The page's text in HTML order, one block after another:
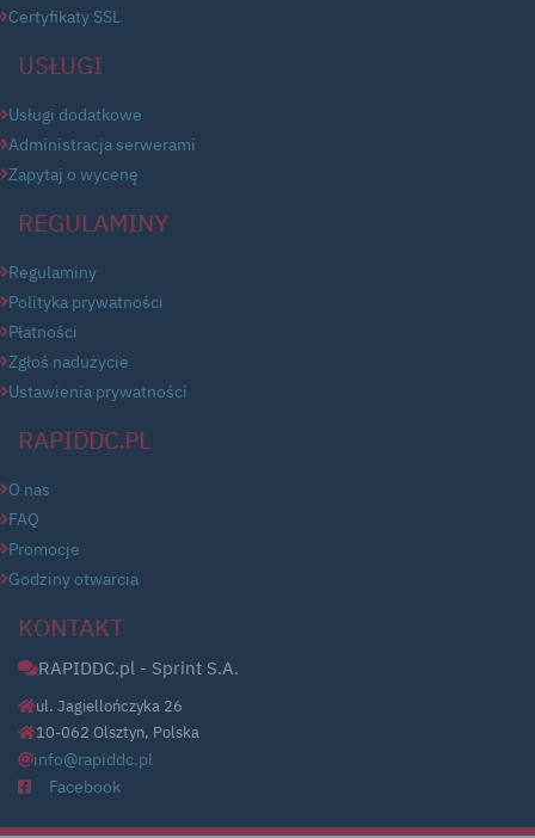
Certyfikaty SSL
USŁUGI
Usługi dodatkowe
Administracja serwerami
Zapytaj o wycenę
REGULAMINY
Regulaminy
Polityka prywatności
Płatności
Zgłoś nadużycie
Ustawienia prywatności
RAPIDDC.PL
O nas
FAQ
Promocje
Godziny otwarcia
KONTAKT
RAPIDDC.pl - Sprint S.A.
ul. Jagiellończyka 26
10-062 Olsztyn, Polska
info@rapiddc.pl
Facebook